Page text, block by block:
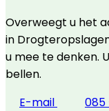
Overweegt u het
in
u mee te denken.
bellen.
E-mail
085